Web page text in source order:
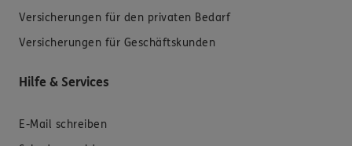
Versicherungen für den privaten Bedarf
Versicherungen für Geschäftskunden
Hilfe & Services
E-Mail schreiben